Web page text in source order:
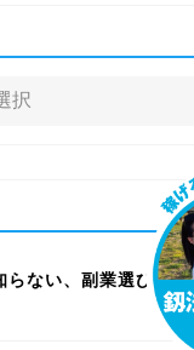
らない、副業選びで